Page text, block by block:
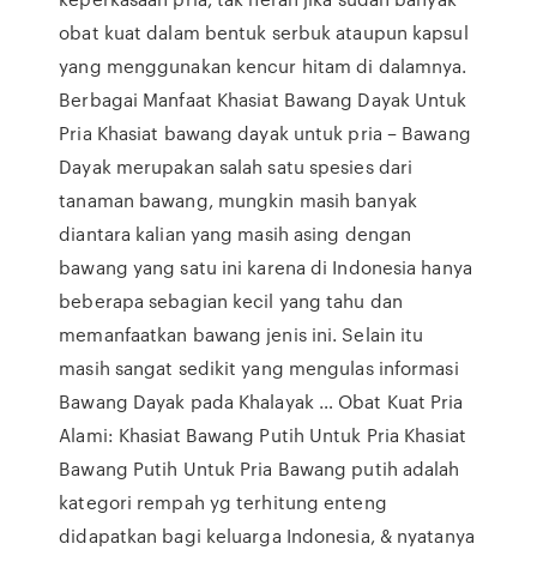
obat kuat dalam bentuk serbuk ataupun kapsul
yang menggunakan kencur hitam di dalamnya.
Berbagai Manfaat Khasiat Bawang Dayak Untuk
Pria Khasiat bawang dayak untuk pria – Bawang
Dayak merupakan salah satu spesies dari
tanaman bawang, mungkin masih banyak
diantara kalian yang masih asing dengan
bawang yang satu ini karena di Indonesia hanya
beberapa sebagian kecil yang tahu dan
memanfaatkan bawang jenis ini. Selain itu
masih sangat sedikit yang mengulas informasi
Bawang Dayak pada Khalayak … Obat Kuat Pria
Alami: Khasiat Bawang Putih Untuk Pria Khasiat
Bawang Putih Untuk Pria Bawang putih adalah
kategori rempah yg terhitung enteng
didapatkan bagi keluarga Indonesia, & nyatanya